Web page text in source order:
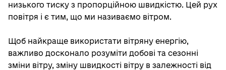
низького тиску з пропорційною швидкістю. Цей рух
повітря і є тим, що ми називаємо вітром.
Щоб найкраще використати вітряну енергію,
важливо досконало розуміти добові та сезонні
зміни вітру, зміну швидкості вітру в залежності від